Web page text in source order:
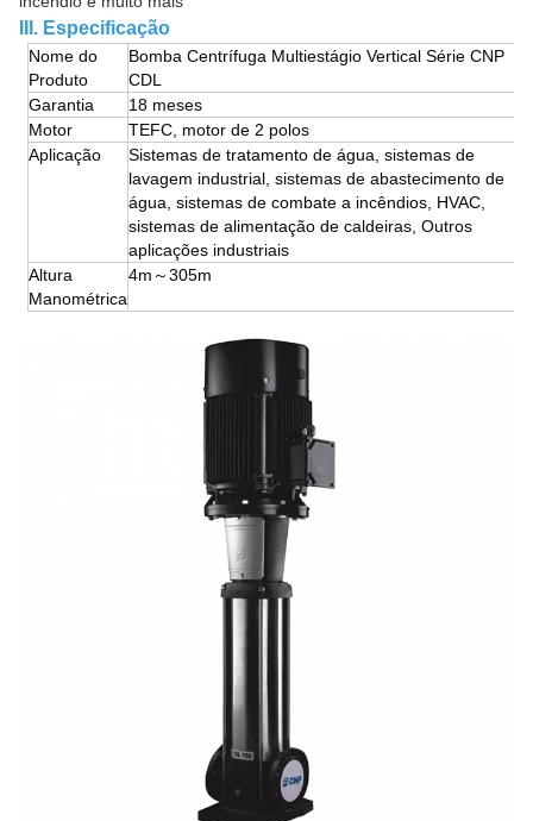
III. Especificação
Nome do
Produto
Bomba Centrífuga Multiestágio Vertical Série CNP
CDL
Garantia
18 meses
Motor
TEFC, motor de 2 polos
Aplicação
Sistemas de tratamento de água, sistemas de
lavagem industrial, sistemas de abastecimento de
água, sistemas de combate a incêndios, HVAC,
sistemas de alimentação de caldeiras, Outros
aplicações industriais
Altura
Manométrica
4m～305m